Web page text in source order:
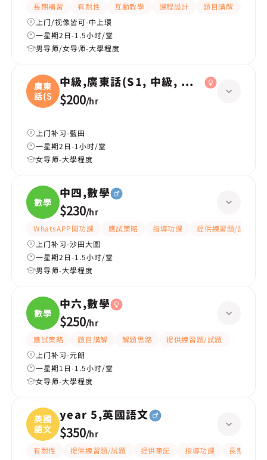
長期補習 有耐性 互動教學 課程設計 題目講解
上门/视像皆可-中上環
一星期2日-1.5小时/堂
男导师/女导师-大學程度
廣東
話(S
中級,廣東話(S1, 中級, 學校課程)
$200/hr
上门补习-藍田
一星期2日-1小时/堂
女导师-大學程度
數學
中四,數學
$230/hr
WhatsAPP問功課 應試策略 指導功課
提供練習題/試題
上门补习-沙田大圍
一星期2日-1.5小时/堂
男导师-大學程度
數學
中六,數學
$250/hr
應試策略 題目講解 解題思路
提供練習題/試題
上门补习-元朗
一星期1日-1.5小时/堂
女导师-大學程度
英國
語文
year 5,英國語文
$350/hr
有耐性 提供練習題/試題 提供筆記 指導功課
長期補習